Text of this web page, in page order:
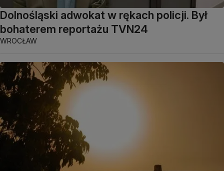
Dolnośląski adwokat w rękach policji. Był
bohaterem reportażu TVN24
WROCŁAW